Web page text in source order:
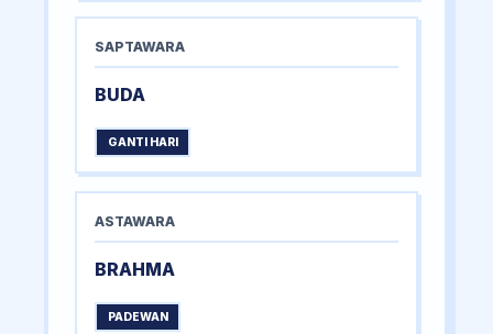
SAPTAWARA
BUDA
GANTI HARI
ASTAWARA
BRAHMA
PADEWAN